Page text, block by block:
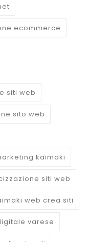
ecommerce
siti web
sito web
kaimaki
siti web
web crea siti
varese